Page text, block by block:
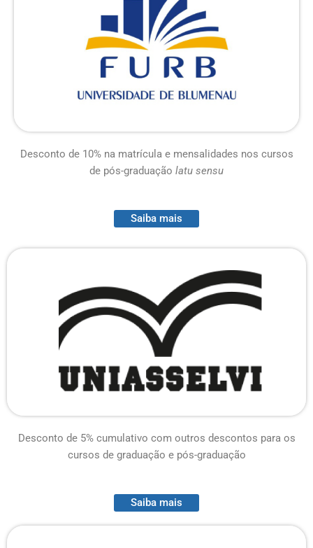
Desconto de 10% na matrícula e mensalidades nos cursos
de pós-graduação latu sensu
Saiba mais
Desconto de 5% cumulativo com outros descontos para os
cursos de graduação e pós-graduação
Saiba mais